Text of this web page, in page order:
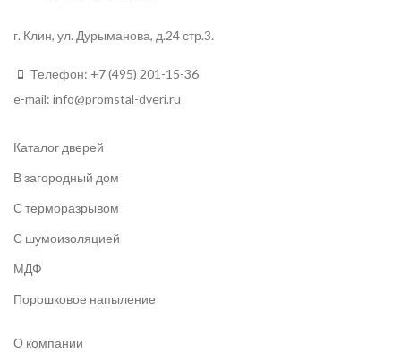
г. Клин, ул. Дурыманова, д.24 стр.3.
Телефон: +7 (495) 201-15-36
e-mail: info@promstal-dveri.ru
Каталог дверей
В загородный дом
С терморазрывом
С шумоизоляцией
МДФ
Порошковое напыление
О компании